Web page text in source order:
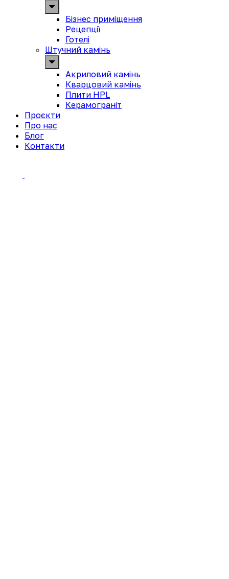
Бізнес приміщення
Рецепції
Готелі
Штучний камінь
Акриловий камінь
Кварцовий камінь
Плити HPL
Керамограніт
Проєкти
Про нас
Блог
Контакти